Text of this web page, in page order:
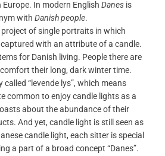
In modern English Danesis
with Danish people.
of single portraits in which
captured with an attribute of a candle.
for Danish living. People there are
their long, dark winter time.
“levende lys”, which means
common to enjoy candle lights as a
about the abundance of their
And yet, candle light is still seen as
candle light, each sitter is special
a part of a broad concept “Danes”.